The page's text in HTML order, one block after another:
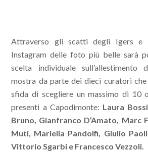
Attraverso gli scatti degli Igers e
Instagram delle foto più belle sarà
scelta individuale sull’allestimento
mostra da parte dei dieci curatori
sfida di scegliere un massimo di 10
presenti a Capodimonte: Laura
Bruno, Gianfranco D’Amato, Marc
Muti, Mariella Pandolfi, Giulio
Vittorio Sgarbi e Francesco Vezzoli.